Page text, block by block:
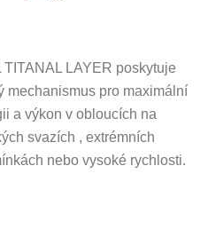
TITANAL LAYER poskytuje
mechanismus pro maximální
a výkon v obloucích na
svazích , extrémních
nebo vysoké rychlosti.